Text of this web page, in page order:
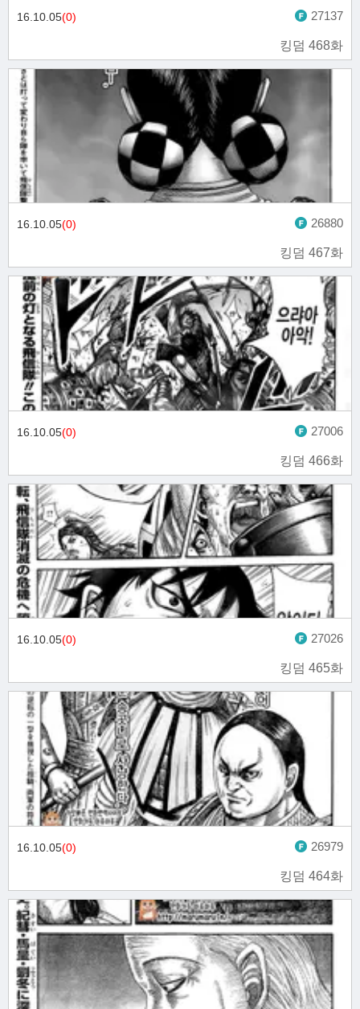
킹덤 468화
16.10.05(0) 27137
킹덤 467화
16.10.05(0) 26880
킹덤 466화
16.10.05(0) 27006
킹덤 465화
16.10.05(0) 27026
킹덤 464화
16.10.05(0) 26979